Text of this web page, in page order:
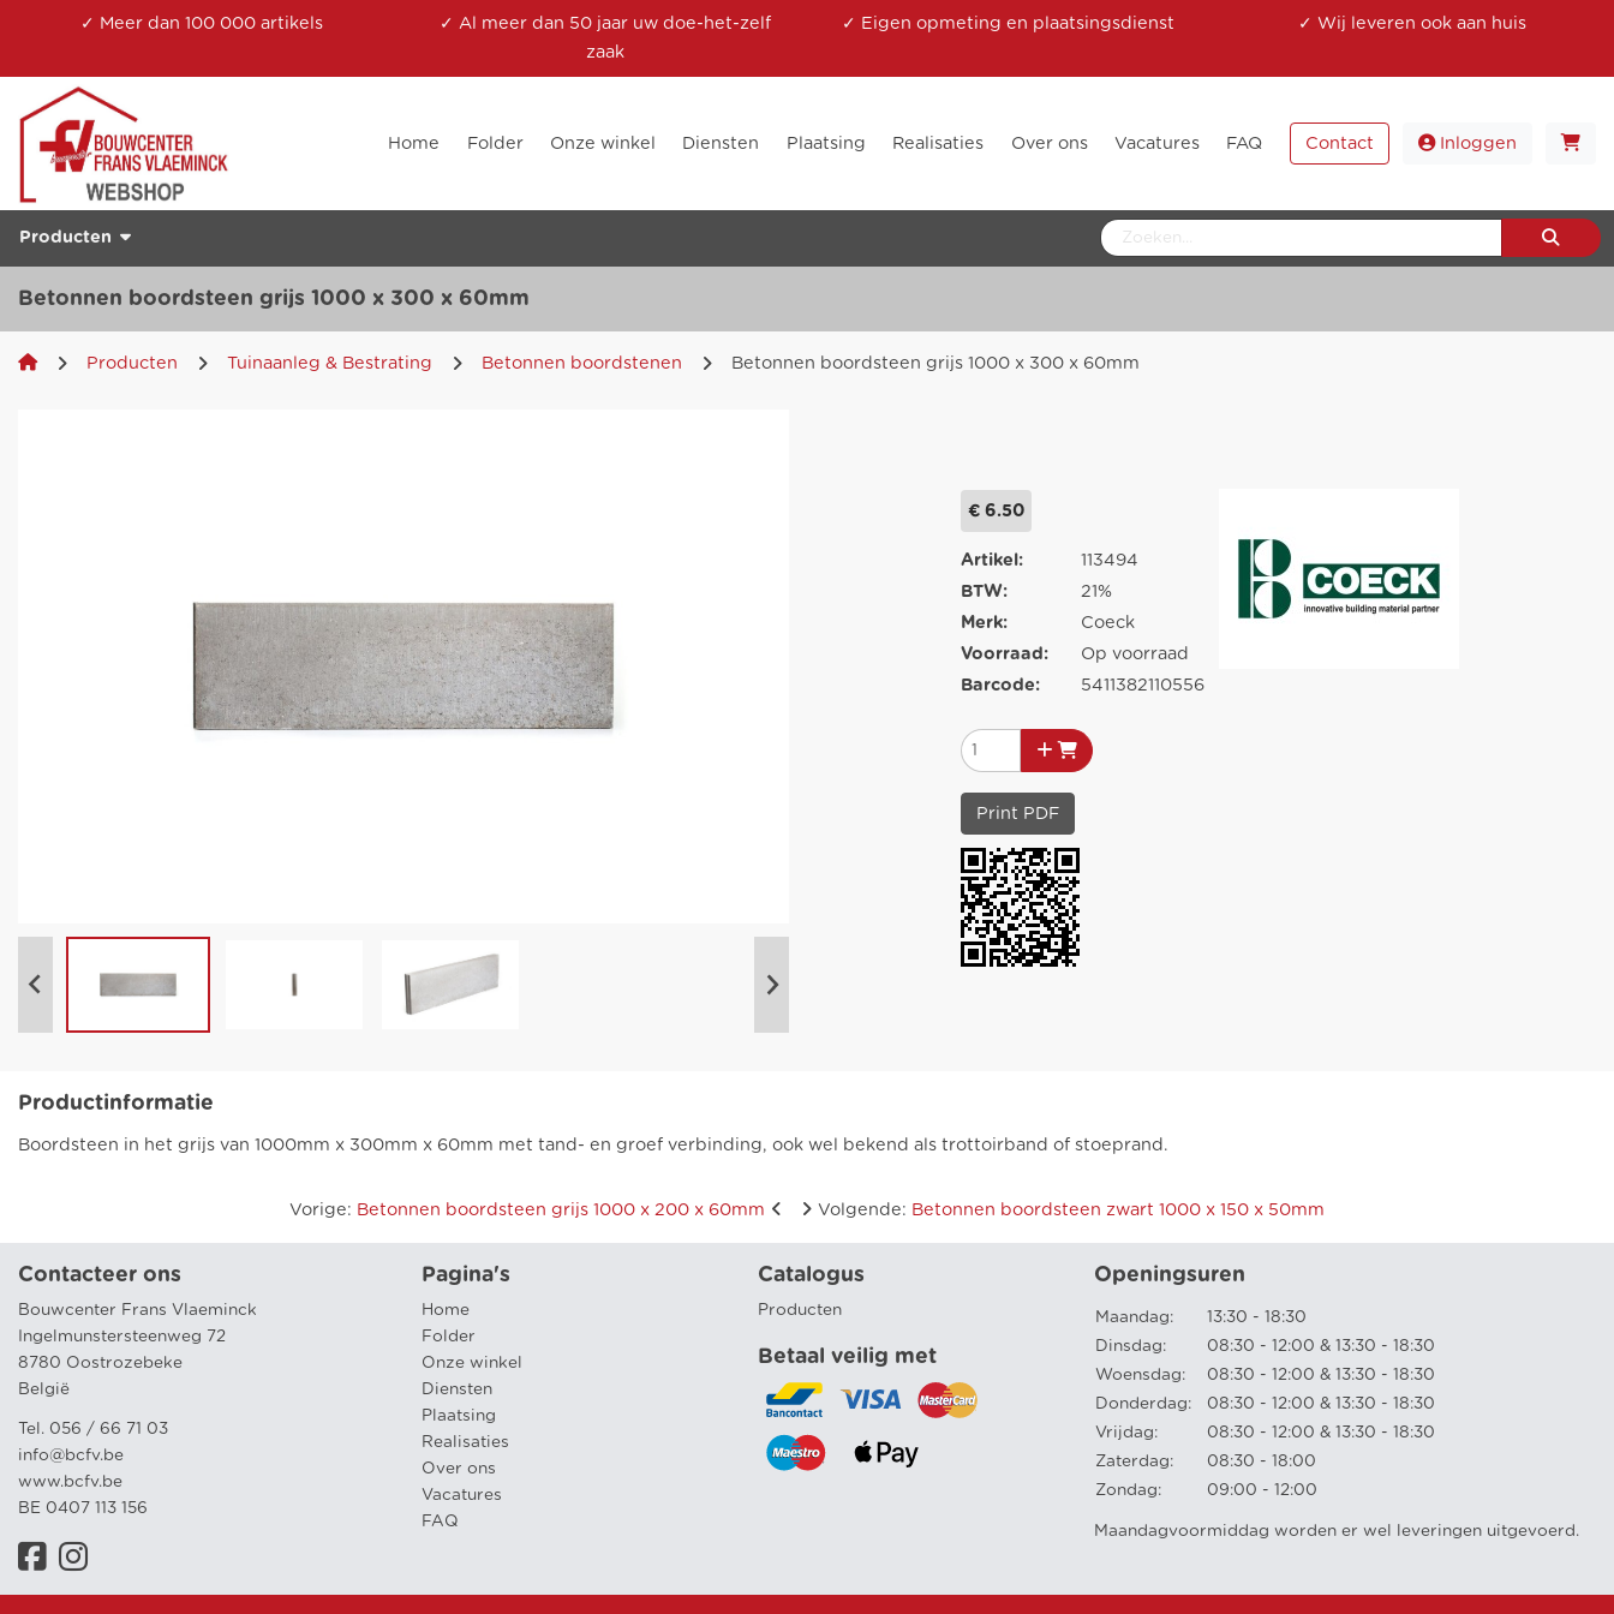
✓ Meer dan 100 000 artikels
✓ Al meer dan 50 jaar uw doe-het-zelf
zaak
✓ Eigen opmeting en plaatsingsdienst ✓ Wij leveren ook aan huis
Home Folder Onze winkel Diensten Plaatsing Realisaties Over ons Vacatures FAQ Contact Inloggen
Producten
Betonnen boordsteen grijs 1000 x 300 x 60mm
Producten Tuinaanleg & Bestrating Betonnen boordstenen Betonnen boordsteen grijs 1000 x 300 x 60mm
€ 6.50
Artikel:
113494
BTW:
21%
Merk:
Coeck
Voorraad:
Op voorraad
Barcode:
5411382110556
Print PDF
Productinformatie
Boordsteen in het grijs van 1000mm x 300mm x 60mm met tand- en groef verbinding, ook wel bekend als trottoirband of stoeprand.
Vorige: Betonnen boordsteen grijs 1000 x 200 x 60mm Volgende: Betonnen boordsteen zwart 1000 x 150 x 50mm
Contacteer ons
Bouwcenter Frans Vlaeminck
Ingelmunstersteenweg 72
8780 Oostrozebeke
België
Tel. 056 / 66 71 03
info@bcfv.be
www.bcfv.be
BE 0407 113 156
Pagina's
Home
Folder
Onze winkel
Diensten
Plaatsing
Realisaties
Over ons
Vacatures
FAQ
Catalogus
Producten
Betaal veilig met
Openingsuren
Maandag:
13:30 - 18:30
Dinsdag:
08:30 - 12:00 & 13:30 - 18:30
Woensdag:
08:30 - 12:00 & 13:30 - 18:30
Donderdag:
08:30 - 12:00 & 13:30 - 18:30
Vrijdag:
08:30 - 12:00 & 13:30 - 18:30
Zaterdag:
08:30 - 18:00
Zondag:
09:00 - 12:00
Maandagvoormiddag worden er wel leveringen uitgevoerd.